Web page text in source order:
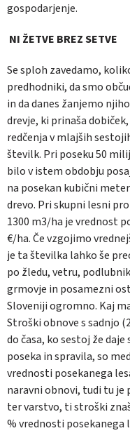
gospodarjenje.
NI ŽETVE BREZ SETVE
Se sploh zavedamo,
predhodniki, da smo
in da danes žanjemo
drevje, ki prinaša
redčenja v mlajših
številk. Pri poseku 50
bilo v istem obdobju
na posekan kubični
drevo. Pri skupni lesni
1300 m3/ha je vrednost
€/ha. Če vzgojimo
je ta številka lahko še
po žledu, vetru,
grmovje in posamezni
Sloveniji ogromno. Kaj
Stroški obnove s sadnjo
do časa, ko sestoj že
poseka in spravila, so
vrednosti posekanega
naravni obnovi, tudi tu je
ter varstvo, ti stroški
% vrednosti posekanega